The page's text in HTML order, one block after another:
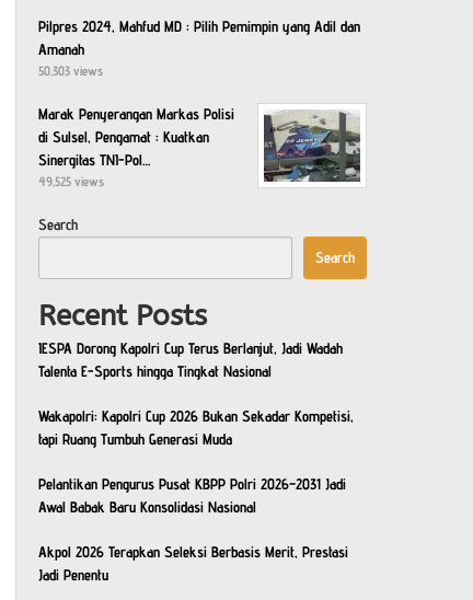
Pilpres 2024, Mahfud MD : Pilih Pemimpin yang Adil dan
Amanah
50,303 views
Marak Penyerangan Markas Polisi
di Sulsel, Pengamat : Kuatkan
Sinergitas TNI-Pol…
49,525 views
Search
Search
Recent Posts
IESPA Dorong Kapolri Cup Terus Berlanjut, Jadi Wadah
Talenta E-Sports hingga Tingkat Nasional
Wakapolri: Kapolri Cup 2026 Bukan Sekadar Kompetisi,
tapi Ruang Tumbuh Generasi Muda
Pelantikan Pengurus Pusat KBPP Polri 2026–2031 Jadi
Awal Babak Baru Konsolidasi Nasional
Akpol 2026 Terapkan Seleksi Berbasis Merit, Prestasi
Jadi Penentu